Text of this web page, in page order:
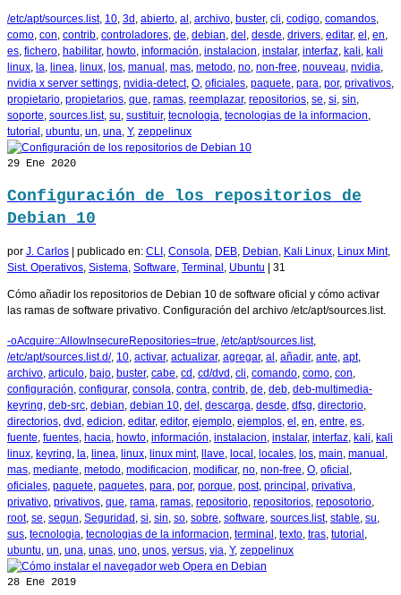
/etc/apt/sources.list, 10, 3d , abierto, al , archivo, buster, cli, codigo, comandos,
como, con, contrib, controladores, de, debian, del , desde, drivers, editar, el , en,
es, fichero, habilitar, howto, información, instalacion, instalar, interfaz, kali, kali
linux, la, linea, linux, los, manual , mas, metodo, no, non-free, nouveau, nvidia,
nvidia x server settings, nvidia-detect, O, oficiales, paquete, para, por, privativos,
propietario, propietarios, que, ramas, reemplazar, repositorios, se, si, sin,
soporte, sources.list, su, sustituir, tecnologia, tecnologias de la informacion,
tutorial , ubuntu, un, una, Y, zeppelinux
29 Ene 2020
Configuración de los repositorios de
Debian 10
por J. Carlos | publicado en: CLI Consola DEB Debian Kali Linux Linux Mint,
Sist. Operativos Sistema Software Terminal Ubuntu | 31
Cómo añadir los repositorios de Debian 10 de software oficial y cómo activar
las ramas de software privativo. Configuración del archivo /etc/apt/sources.list.
-oAcquire::AllowInsecureRepositories=true /etc/apt/sources.list,
/etc/apt/sources.list.d/, 10 activar, actualizar, agregar, al añadir, ante apt,
archivo articulo bajo buster, cabe cd cd/dvd cli comando como con
configuración configurar, consola contra contrib de deb deb-multimedia-
keyring deb-src debian debian 10 del descarga desde dfsg directorio
directorios dvd edicion editar, editor, ejemplo ejemplos el en entre es
fuente fuentes hacia howto información instalacion instalar, interfaz kali kali
linux keyring la linea linux linux mint, llave local locales los main manual
mas mediante metodo modificacion modificar, no non-free O oficial
oficiales paquete paquetes para por, porque post, principal privativa
privativo privativos que rama ramas repositorio repositorios reposotorio
root, se segun Seguridad si sin so sobre software sources.list, stable su
sus tecnologia tecnologias de la informacion terminal texto tras tutorial
ubuntu un una unas uno unos versus via Y, zeppelinux
28 Ene 2019